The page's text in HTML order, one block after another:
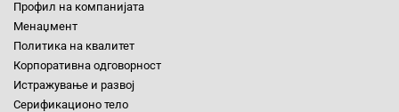
Профил на компанијата
Менаџмент
Политика на квалитет
Корпоративна одговорност
Истражување и развој
Серификационо тело